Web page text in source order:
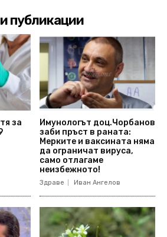
публикации
за
Имунологът доц.Чорбанов
заби пръст в раната:
Мерките и ваксината няма
да ограничат вируса,
само отлагаме
неизбежното!
Здраве Иван Ангелов